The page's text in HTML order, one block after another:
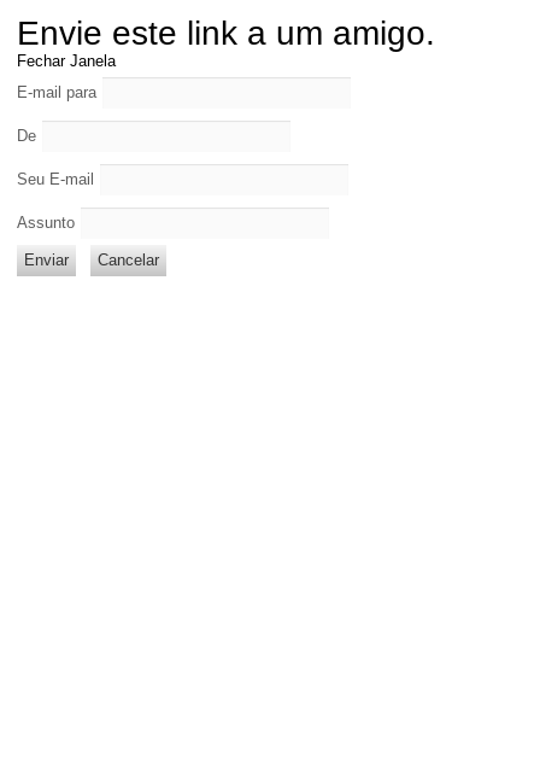
Envie este link a um amigo.
Fechar Janela
E-mail para
De
Seu E-mail
Assunto
Enviar Cancelar